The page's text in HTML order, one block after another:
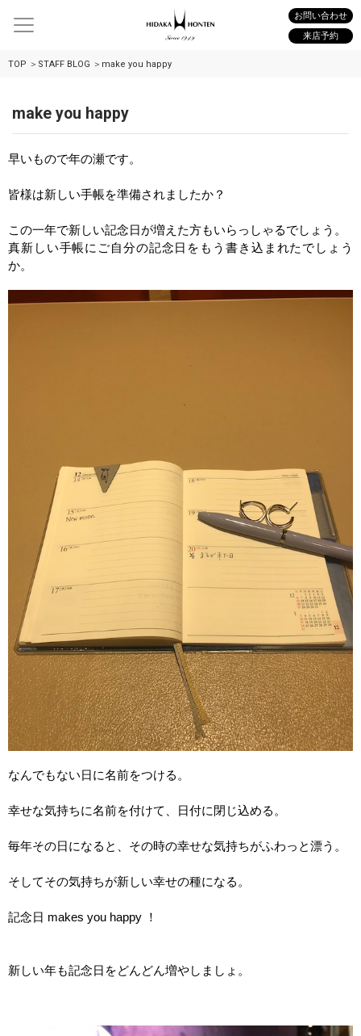
お問い合わせ
来店予約
TOP STAFF BLOG make you happy
make you happy
早いもので年の瀬です。
皆様は新しい手帳を準備されましたか？
この一年で新しい記念日が増えた方もいらっしゃるでしょう。
真新しい手帳にご自分の記念日をもう書き込まれたでしょう
か。
なんでもない日に名前をつける。
幸せな気持ちに名前を付けて、日付に閉じ込める。
毎年その日になると、その時の幸せな気持ちがふわっと漂う。
そしてその気持ちが新しい幸せの種になる。
記念日 makes you happy ！
新しい年も記念日をどんどん増やしましょ。